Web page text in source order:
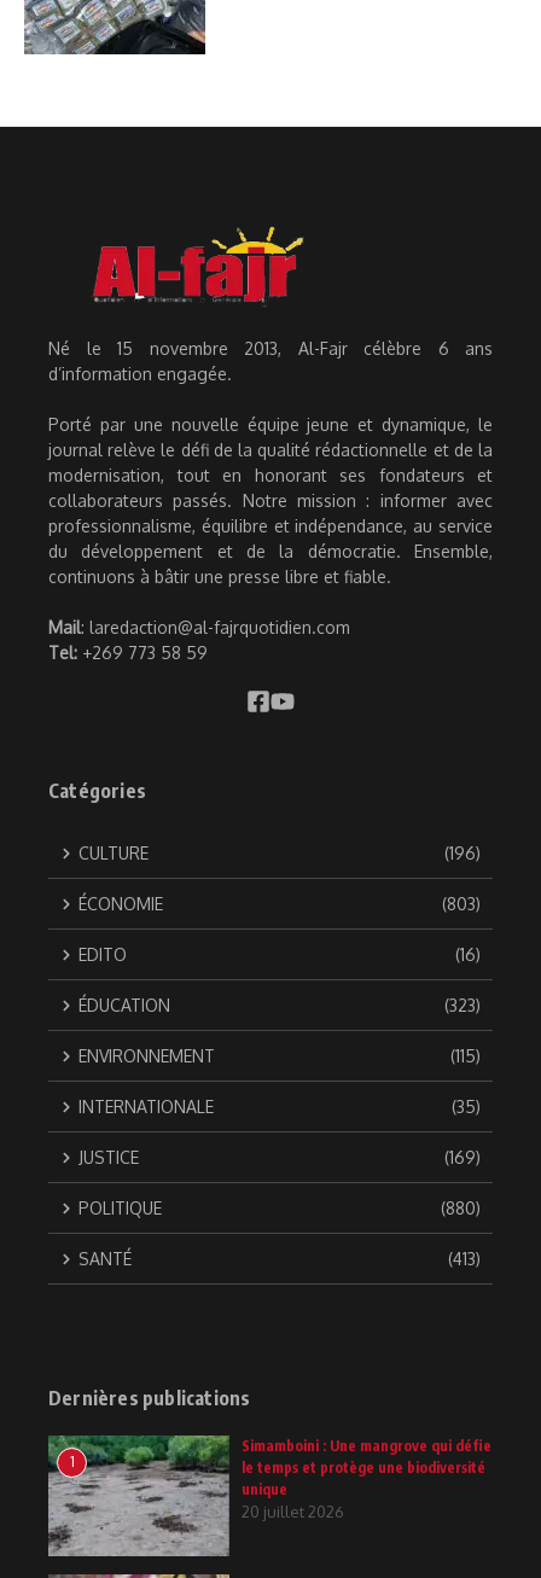
Né le 15 novembre 2013, Al-Fajr célèbre 6 ans
d’information engagée.
Porté par une nouvelle équipe jeune et dynamique, le
journal relève le défi de la qualité rédactionnelle et de la
modernisation, tout en honorant ses fondateurs et
collaborateurs passés. Notre mission : informer avec
professionnalisme, équilibre et indépendance, au service
du développement et de la démocratie. Ensemble,
continuons à bâtir une presse libre et fiable.
Mail: laredaction@al-fajrquotidien.com
Tel: +269 773 58 59
Catégories
CULTURE (196)
ÉCONOMIE (803)
EDITO (16)
ÉDUCATION (323)
ENVIRONNEMENT (115)
INTERNATIONALE (35)
JUSTICE (169)
POLITIQUE (880)
SANTÉ (413)
Dernières publications
1
Simamboini : Une mangrove qui défie
le temps et protège une biodiversité
unique
20 juillet 2026